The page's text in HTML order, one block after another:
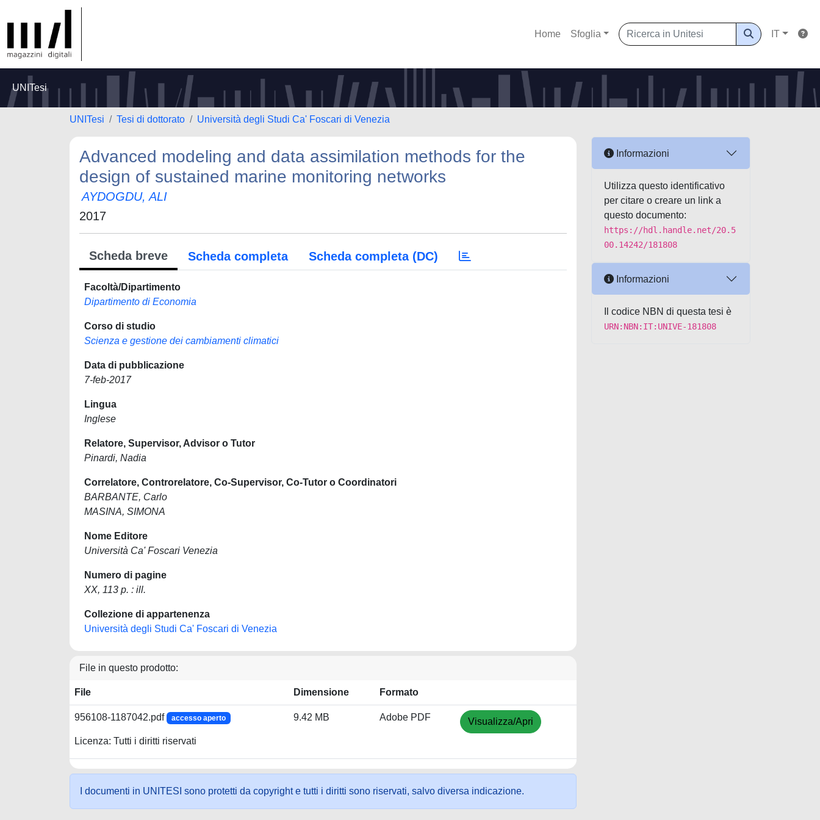
Home Sfoglia IT
UNITesi
UNITesi Tesi di dottorato Università degli Studi Ca' Foscari di Venezia
Advanced modeling and data assimilation methods for the
design of sustained marine monitoring networks
AYDOGDU, ALI
2017
Scheda breve Scheda completa Scheda completa (DC)
Facoltà/Dipartimento
Dipartimento di Economia
Corso di studio
Scienza e gestione dei cambiamenti climatici
Data di pubblicazione
7-feb-2017
Lingua
Inglese
Relatore, Supervisor, Advisor o Tutor
Pinardi, Nadia
Correlatore, Controrelatore, Co-Supervisor, Co-Tutor o Coordinatori
BARBANTE, Carlo
MASINA, SIMONA
Nome Editore
Università Ca' Foscari Venezia
Numero di pagine
XX, 113 p. : ill.
Collezione di appartenenza
Università degli Studi Ca' Foscari di Venezia
File in questo prodotto:
File Dimensione Formato
956108-1187042.pdf accesso aperto
Licenza: Tutti i diritti riservati
9.42 MB Adobe PDF Visualizza/Apri
I documenti in UNITESI sono protetti da copyright e tutti i diritti sono riservati, salvo diversa indicazione.
Informazioni
Utilizza questo identificativo
per citare o creare un link a
questo documento:
https://hdl.handle.net/20.5
00.14242/181808
Informazioni
Il codice NBN di questa tesi è
URN:NBN:IT:UNIVE-181808